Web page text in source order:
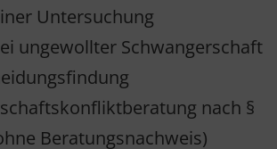
Untersuchung
ungewollter Schwangerschaft
nach §
Beratungsnachweis)